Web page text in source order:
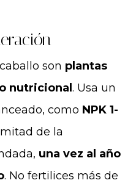
son plantas
nutricional . Usa un
como NPK 1-
de la
una vez al año
. No fertilices más de